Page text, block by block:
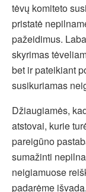
tėvų komiteto
pristatė
pažeidimus.
skyrimas
bet ir pateikiant
susikuriamas
Džiaugiamės,
atstovai, kurie
pareigūno
sumažinti
neigiamuose
padarėme